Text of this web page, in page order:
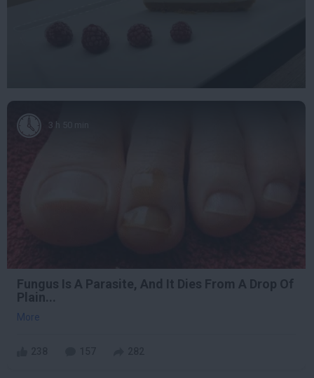
3 h 50 min
Fungus Is A Parasite, And It Dies From A Drop Of
Plain...
More